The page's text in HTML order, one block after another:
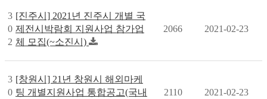
3
0
2
[진주시] 2021년 진주시 개별 국
제전시박람회 지원사업 참가업
체 모집(~소진시)
2066 2021-02-23
3
0
[창원시] 21년 창원시 해외마케
팅 개별지원사업 통합공고(국내
2110 2021-02-23